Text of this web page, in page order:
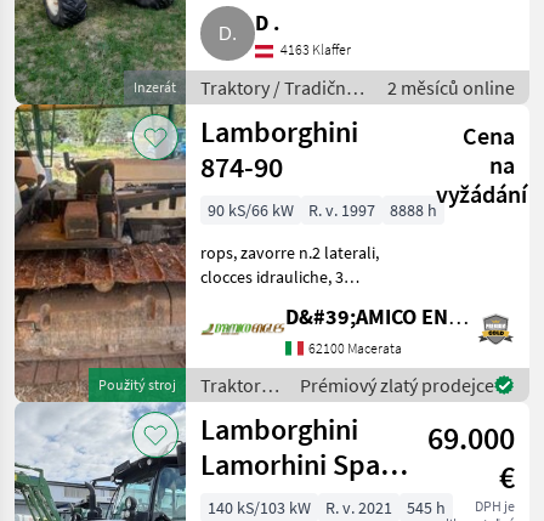
Inzerát
D .
4163 Klaffer
Traktory / Tradičný
traktor
2 měsíců online
Použitý stroj
Lamborghini
874-90
Cena
na
vyžádání
90 kS/66 kW R. v. 1997
8888 h
rops, zavorre n.2 laterali,
clocces idrauliche, 3
maggiorati, soll. Meccanico
Traktory Tradičný traktor
D&#39;AMICO ENGLES SRL
62100 Macerata
Traktory /
Lamborghini
Prémiový zlatý prodejce
Lamborghini
Lamorhini Spark
140
69.000
€
DPH je
140 kS/103 kW R. v. 2021
545 h